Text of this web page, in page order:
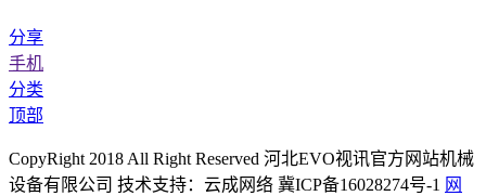
分享
手机
分类
顶部
CopyRight 2018 All Right Reserved 河北EVO视讯官方网站机械
设备有限公司 技术支持：云成网络 冀ICP备16028274号-1 网